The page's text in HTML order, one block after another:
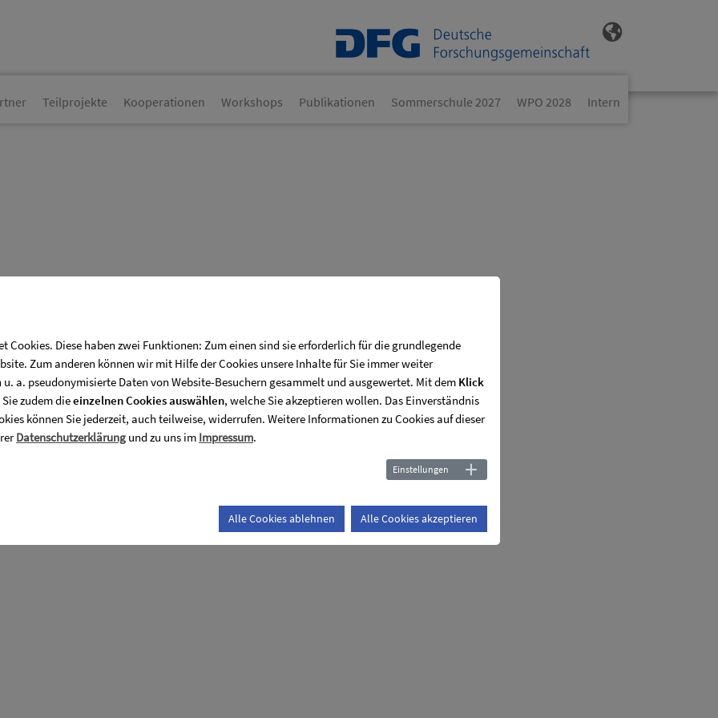
Teilprojekte Kooperationen Workshops Publikationen Sommerschule 2027 WPO 2028 Intern
Photolumineszenz in LNT
von LNT
Cookies. Diese haben zwei Funktionen: Zum einen sind sie erforderlich für die grundlegende
Zum anderen können wir mit Hilfe der Cookies unsere Inhalte für Sie immer weiter
u. a. pseudonymisierte Daten von Website-Besuchern gesammelt und ausgewertet. Mit dem Klick
zudem dieeinzelnen Cookies auswählen, welche Sie akzeptieren wollen. Das Einverständnis
können Sie jederzeit, auch teilweise, widerrufen. Weitere Informationen zu Cookies auf dieser
Datenschutzerklärung und zu uns im Impressum.
Einstellungen
Alle Cookies ablehnen Alle Cookies akzeptieren